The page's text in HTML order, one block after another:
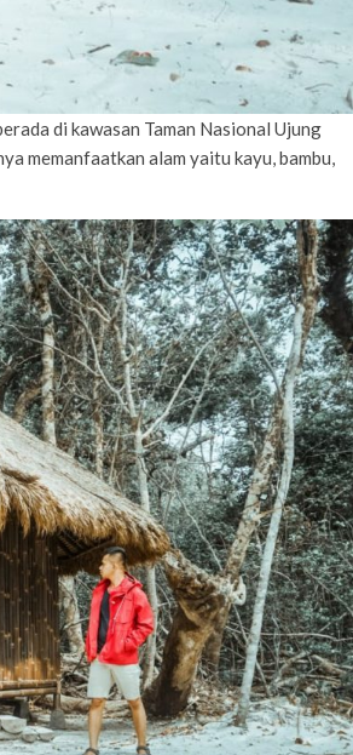
di kawasan Taman Nasional Ujung
memanfaatkan alam yaitu kayu, bambu,